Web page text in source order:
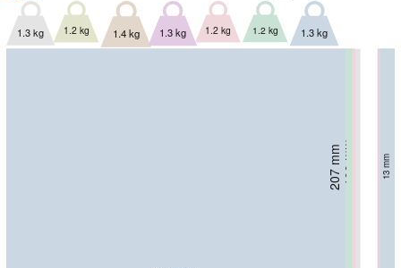
217.9 mm 14.7 mm
1.3 kg
201 mm 15 mm
1.2 kg
212.4 mm 14.9 mm
1.4 kg
217 mm 14.6 mm
1.3 kg
199 mm 13.7 mm
1.2 kg
199 mm 11.6 mm
1.2 kg
207 mm 13 mm
1.3 kg